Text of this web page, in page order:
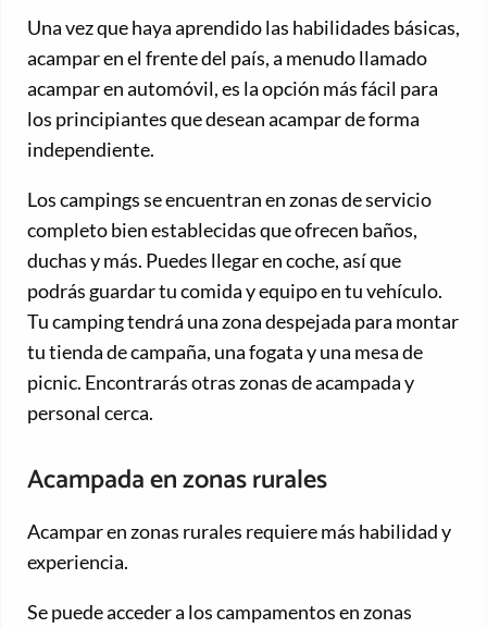
Una vez que haya aprendido las habilidades básicas,
acampar en el frente del país, a menudo llamado
acampar en automóvil, es la opción más fácil para
los principiantes que desean acampar de forma
independiente.
Los campings se encuentran en zonas de servicio
completo bien establecidas que ofrecen baños,
duchas y más. Puedes llegar en coche, así que
podrás guardar tu comida y equipo en tu vehículo.
Tu camping tendrá una zona despejada para montar
tu tienda de campaña, una fogata y una mesa de
picnic. Encontrarás otras zonas de acampada y
personal cerca.
Acampada en zonas rurales
Acampar en zonas rurales requiere más habilidad y
experiencia.
Se puede acceder a los campamentos en zonas